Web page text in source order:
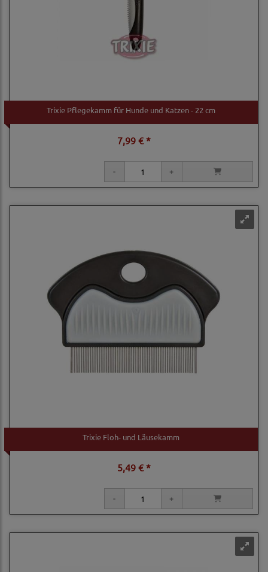
Trixie Pflegekamm für Hunde und Katzen - 22 cm
7,99 € *
Trixie Floh- und Läusekamm
5,49 € *